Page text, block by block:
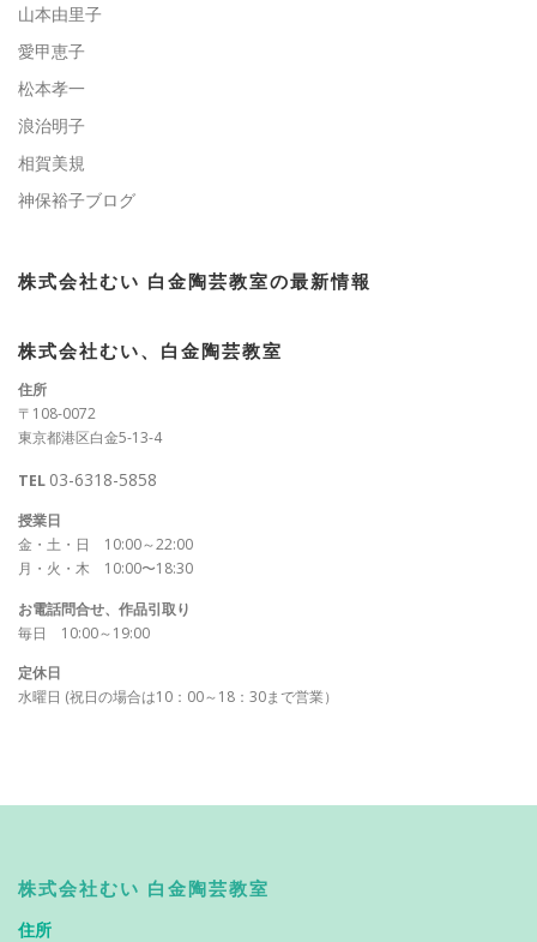
山本由里子
愛甲恵子
松本孝一
浪治明子
相賀美規
神保裕子ブログ
株式会社むい 白金陶芸教室の最新情報
株式会社むい、白金陶芸教室
住所
〒108-0072
東京都港区白金5-13-4
TEL 03-6318-5858
授業日
金・土・日 10:00～22:00
月・火・木 10:00〜18:30
お電話問合せ、作品引取り
毎日 10:00～19:00
定休日
水曜日 (祝日の場合は10：00～18：30まで営業）
株式会社むい 白金陶芸教室
住所